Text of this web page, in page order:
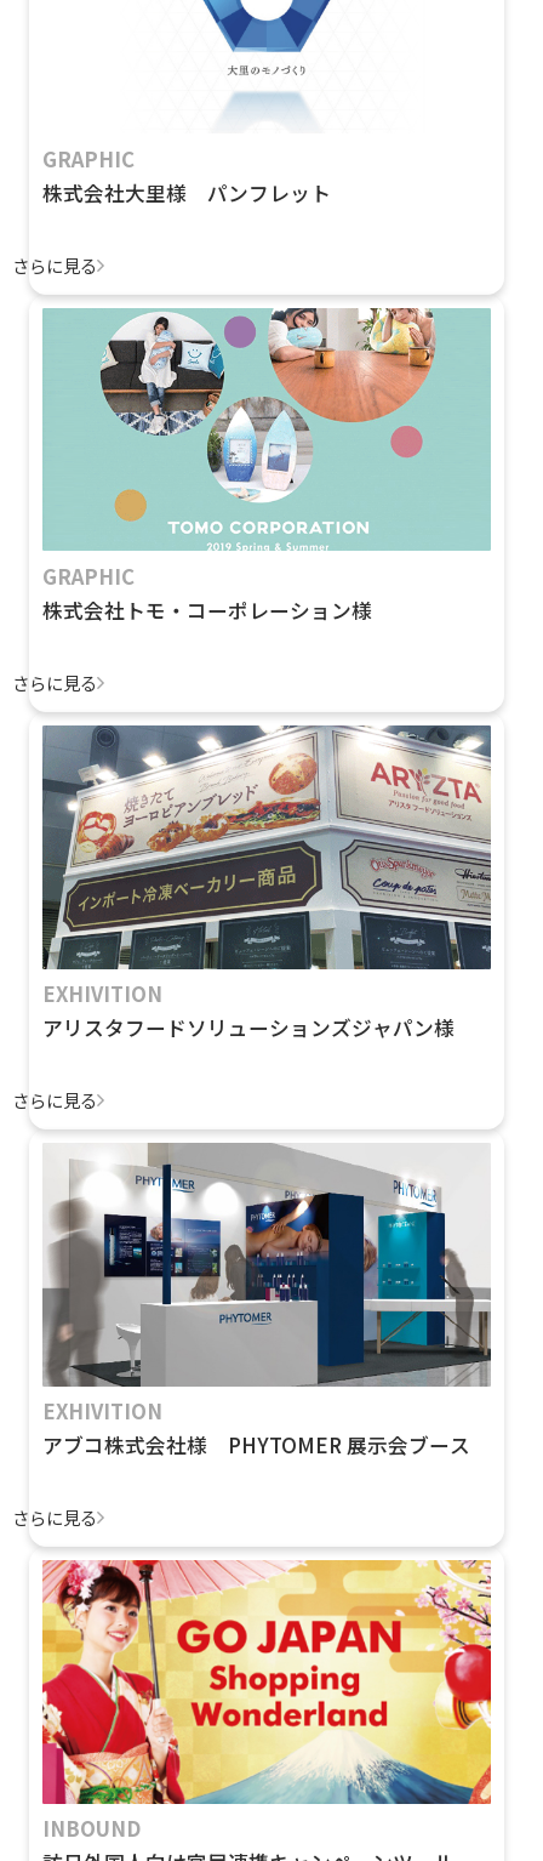
GRAPHIC
株式会社大里様 パンフレット
さらに見る
GRAPHIC
株式会社トモ・コーポレーション様
さらに見る
EXHIVITION
アリスタフードソリューションズジャパン様
さらに見る
EXHIVITION
アブコ株式会社様 PHYTOMER 展示会ブース
さらに見る
INBOUND